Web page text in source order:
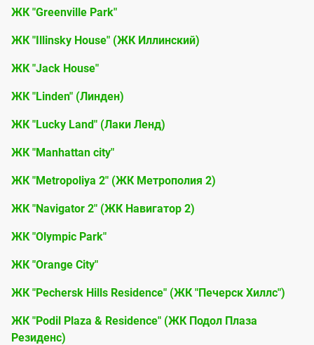
ЖК "Greenville Park"
ЖК "Illinsky House" (ЖК Иллинский)
ЖК "Jack House"
ЖК "Linden" (Линден)
ЖК "Lucky Land" (Лаки Ленд)
ЖК "Manhattan city"
ЖК "Metropoliya 2" (ЖК Метрополия 2)
ЖК "Navigator 2" (ЖК Навигатор 2)
ЖК "Olympic Park"
ЖК "Orange City"
ЖК "Pechersk Hills Residence" (ЖК "Печерск Хиллс")
ЖК "Podil Plaza & Residence" (ЖК Подол Плаза
Резиденс)